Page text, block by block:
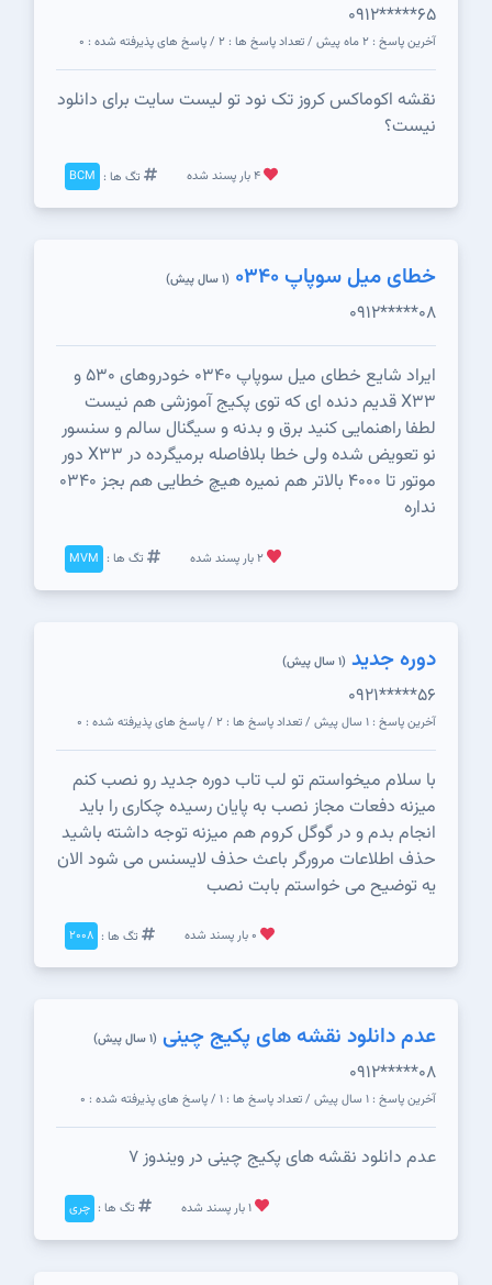
0912*****65
آخرین پاسخ : 2 ماه پیش / تعداد پاسخ ها : 2 / پاسخ های پذیرفته شده : 0
نقشه اکوماکس کروز تک نود تو لیست سایت برای دانلود
نیست؟
4 بار پسند شده تگ ها : BCM
خطای میل سوپاپ 0340 (1 سال پیش)
0912*****08
ایراد شایع خطای میل سوپاپ 0340 خودروهای 530 و
X33 قدیم دنده ای که توی پکیج آموزشی هم نیست
لطفا راهنمایی کنید برق و بدنه و سیگنال سالم و سنسور
نو تعویض شده ولی خطا بلافاصله برمیگرده در X33 دور
موتور تا 4000 بالاتر هم نمیره هیچ خطایی هم بجز 0340
نداره
2 بار پسند شده تگ ها : MVM
دوره جدید (1 سال پیش)
0921*****56
آخرین پاسخ : 1 سال پیش / تعداد پاسخ ها : 2 / پاسخ های پذیرفته شده : 0
با سلام میخواستم تو لب تاب دوره جدید رو نصب کنم
میزنه دفعات مجاز نصب به پایان رسیده چکاری را باید
انجام بدم و در گوگل کروم هم میزنه توجه داشته باشید
حذف اطلاعات مرورگر باعث حذف لایسنس می شود الان
یه توضیح می خواستم بابت نصب
تگ ها : 2008
عدم دانلود نقشه های پکیج چینی (1 سال پیش)
0912*****08
آخرین پاسخ : 1 سال پیش / تعداد پاسخ ها : 1 / پاسخ های پذیرفته شده : 0
عدم دانلود نقشه های پکیج چینی در ویندوز 7
1 بار پسند شده تگ ها : چری